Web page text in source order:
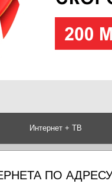
Интернет + ТВ
ПО